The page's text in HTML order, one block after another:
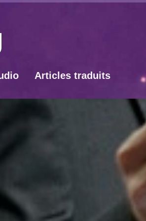
Articles traduits